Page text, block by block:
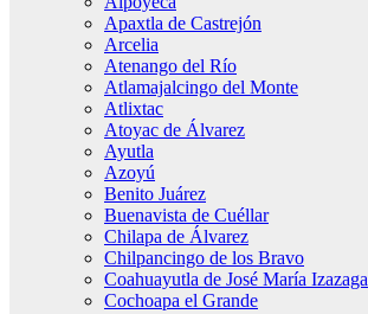
Apaxtla de Castrejón
Arcelia
Atenango del Río
Atlamajalcingo del Monte
Atlixtac
Atoyac de Álvarez
Ayutla
Azoyú
Benito Juárez
Buenavista de Cuéllar
Chilapa de Álvarez
Chilpancingo de los Bravo
Coahuayutla de José María Izazaga
Cochoapa el Grande